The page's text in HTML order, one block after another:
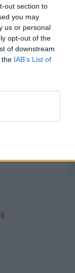
out section to
you may
us or personal
opt-out of the
of downstream
the IAB’s List of